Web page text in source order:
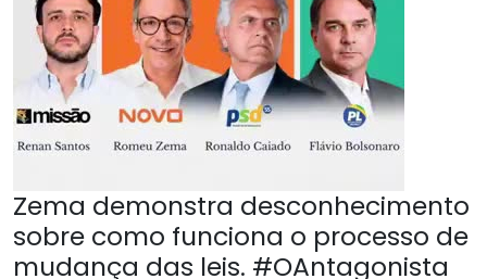
Zema demonstra desconhecimento
sobre como funciona o processo de
mudança das leis. #OAntagonista